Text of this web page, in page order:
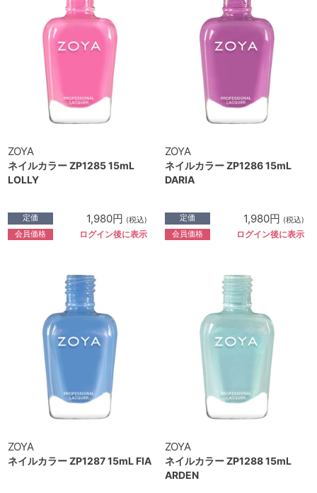
ZOYA
ネイルカラー ZP1285 15mL
LOLLY
定価 1,980円 (税込)
会員価格 ログイン後に表示
ZOYA
ネイルカラー ZP1286 15mL
DARIA
定価 1,980円 (税込)
会員価格 ログイン後に表示
ZOYA
ネイルカラー ZP1287 15mL FIA
ZOYA
ネイルカラー ZP1288 15mL
ARDEN